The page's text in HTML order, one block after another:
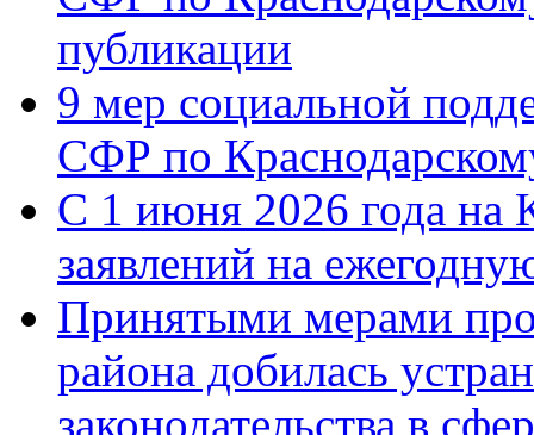
публикации
9 мер социальной
СФР по
С 1 июня 2026 года на
заявлений на
Принятыми мерами
района добилась
законодательства в